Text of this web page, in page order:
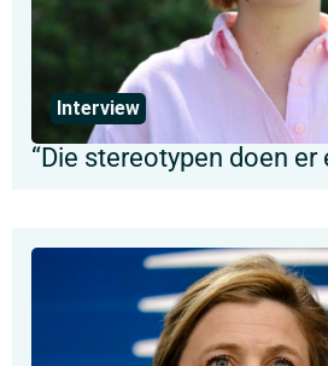
Interview
“Die stereotypen doen er